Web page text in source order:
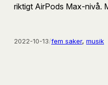
riktigt AirPods Max-nivå.
2022-10-13/fem saker, musik